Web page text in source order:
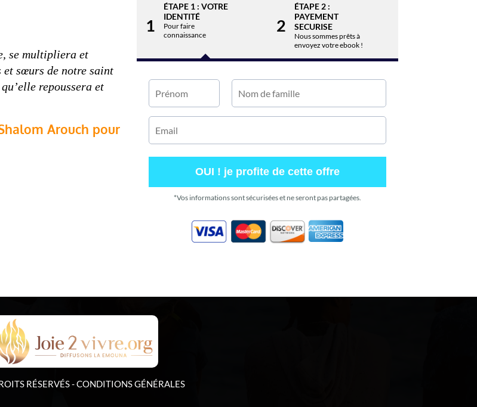
se multipliera et
et sœurs de notre saint
repoussera et
Arouch pour
1
ÉTAPE 1 : VOTRE
IDENTITÉ
Pour faire
connaissance
2
ÉTAPE 2 :
PAYEMENT
SECURISE
Nous sommes prêts à
envoyez votre ebook !
OUI ! je profite de cette offre
*Vos informations sont sécurisées et ne seront pas partagées.
RÉSERVÉS -CONDITIONS GÉNÉRALES